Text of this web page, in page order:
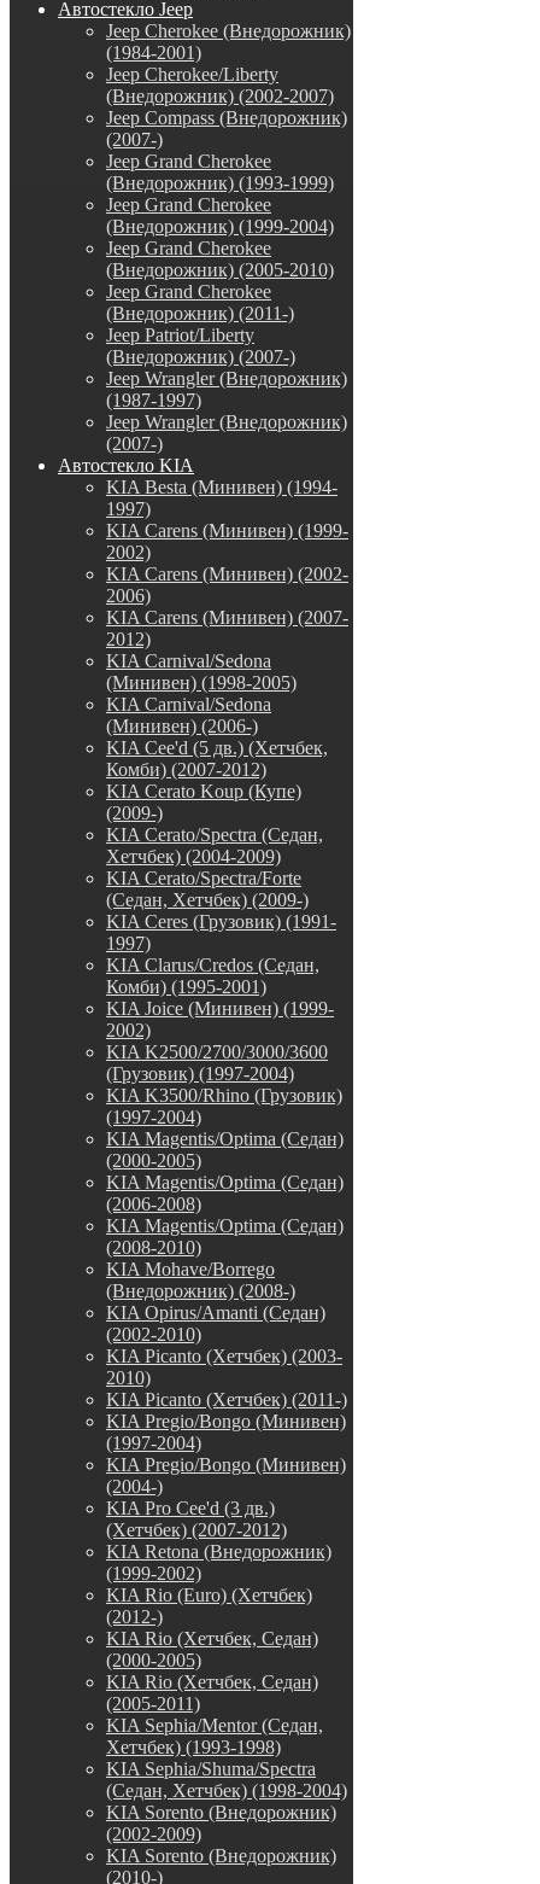
Автостекло Jeep
Jeep Cherokee (Внедорожник)
(1984-2001)
Jeep Cherokee/Liberty
(Внедорожник) (2002-2007)
Jeep Compass (Внедорожник)
(2007-)
Jeep Grand Cherokee
(Внедорожник) (1993-1999)
Jeep Grand Cherokee
(Внедорожник) (1999-2004)
Jeep Grand Cherokee
(Внедорожник) (2005-2010)
Jeep Grand Cherokee
(Внедорожник) (2011-)
Jeep Patriot/Liberty
(Внедорожник) (2007-)
Jeep Wrangler (Внедорожник)
(1987-1997)
Jeep Wrangler (Внедорожник)
(2007-)
Автостекло KIA
KIA Besta (Минивен) (1994-
1997)
KIA Carens (Минивен) (1999-
2002)
KIA Carens (Минивен) (2002-
2006)
KIA Carens (Минивен) (2007-
2012)
KIA Carnival/Sedona
(Минивен) (1998-2005)
KIA Carnival/Sedona
(Минивен) (2006-)
KIA Cee'd (5 дв.) (Хетчбек,
Комби) (2007-2012)
KIA Cerato Koup (Купе)
(2009-)
KIA Cerato/Spectra (Седан,
Хетчбек) (2004-2009)
KIA Cerato/Spectra/Forte
(Седан, Хетчбек) (2009-)
KIA Ceres (Грузовик) (1991-
1997)
KIA Clarus/Credos (Седан,
Комби) (1995-2001)
KIA Joice (Минивен) (1999-
2002)
KIA K2500/2700/3000/3600
(Грузовик) (1997-2004)
KIA K3500/Rhino (Грузовик)
(1997-2004)
KIA Magentis/Optima (Седан)
(2000-2005)
KIA Magentis/Optima (Седан)
(2006-2008)
KIA Magentis/Optima (Седан)
(2008-2010)
KIA Mohave/Borrego
(Внедорожник) (2008-)
KIA Opirus/Amanti (Седан)
(2002-2010)
KIA Picanto (Хетчбек) (2003-
2010)
KIA Picanto (Хетчбек) (2011-)
KIA Pregio/Bongo (Минивен)
(1997-2004)
KIA Pregio/Bongo (Минивен)
(2004-)
KIA Pro Cee'd (3 дв.)
(Хетчбек) (2007-2012)
KIA Retona (Внедорожник)
(1999-2002)
KIA Rio (Euro) (Хетчбек)
(2012-)
KIA Rio (Хетчбек, Седан)
(2000-2005)
KIA Rio (Хетчбек, Седан)
(2005-2011)
KIA Sephia/Mentor (Седан,
Хетчбек) (1993-1998)
KIA Sephia/Shuma/Spectra
(Седан, Хетчбек) (1998-2004)
KIA Sorento (Внедорожник)
(2002-2009)
KIA Sorento (Внедорожник)
(2010-)